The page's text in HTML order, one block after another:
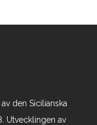
den Sicilianska
Utvecklingen av